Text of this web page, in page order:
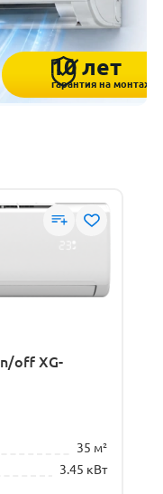
10 лет
гарантия на монтаж
off XG-
35 м²
3.45 кВт